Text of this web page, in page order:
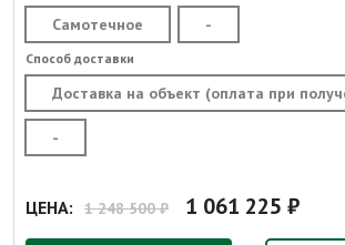
Самотечное -
Способ доставки
Доставка на объект (оплата при
-
ЦЕНА: 1 248 500 ₽ 1 061 225 ₽